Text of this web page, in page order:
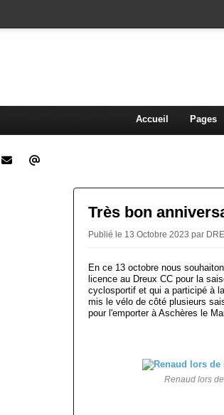
Accueil Pages
Très bon
Publié le 13 Octobre 2023 par
En ce 13 octobre nous
licence au Dreux CC pour la
cyclosportif et qui a participé à
mis le vélo de côté plusieurs
pour l'emporter à Aschères le
Renaud lors